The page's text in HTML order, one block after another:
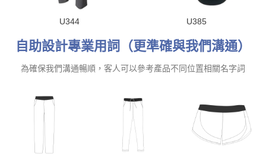
U344 U385
自助設計專業用詞（更準確與我們溝通）
為確保我們溝通暢順，客人可以參考產品不同位置相關名字詞